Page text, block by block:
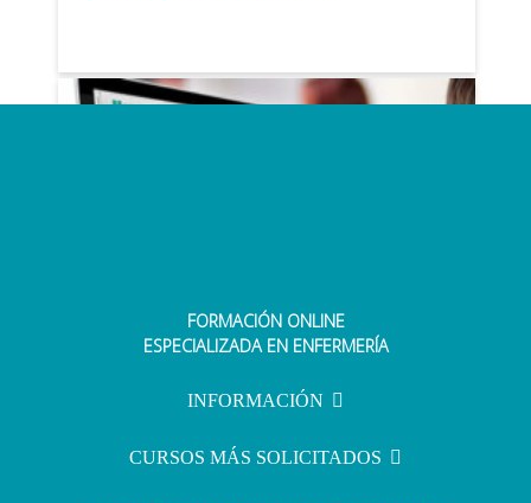
¿Qué es el EIR?
FORMACIÓN ONLINE
ESPECIALIZADA EN ENFERMERÍA
INFORMACIÓN
CURSOS MÁS SOLICITADOS